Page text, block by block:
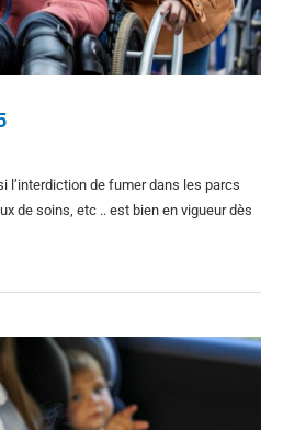
l’interdiction de fumer dans les parcs
de soins, etc .. est bien en vigueur dès